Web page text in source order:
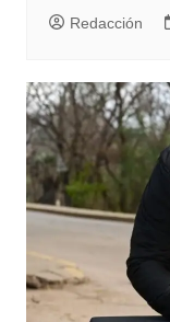
Redacción